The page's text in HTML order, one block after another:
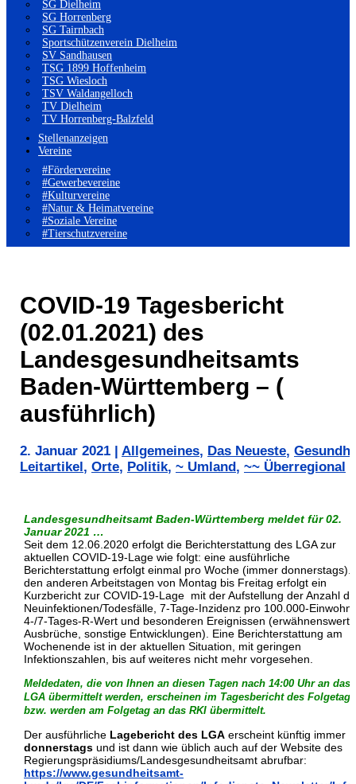
SG Dielheim
SG Horrenberg
SG Tairnbach
Sportschützenverein Dielheim
SV Sandhausen
TSG 1899 Hoffenheim
TSG Wiesloch
TSV Waldangelloch
TV Dielheim
TV Horrenberg-Balzfeld
Stellenanzeigen
Vereine
#Fördervereine
#Gewerbevereine
#Kulturvereine
#Natur & Heimatvereine
#Soziale Vereine
#Tierschutzvereine
COVID-19 Tagesbericht
(02.01.2021) des
Landesgesundheitsamts
Baden-Württemberg – (
ausführlich)
2. Januar 2021 Allgemeines, Das Neueste,
Leitartikel , Orte, Politik, ~ Umland , ~~ Überregional
Landesgesundheitsamt Baden-Württemberg meldet für 02.
Januar 2021 …
Seit dem 12.06.2020 erfolgt die Berichterstattung des LGA zur
aktuellen COVID-19-Lage wie folgt: eine ausführliche
Berichterstattung erfolgt einmal pro Woche (immer donnerstags).
den anderen Arbeitstagen von Montag bis Freitag erfolgt ein
Kurzbericht zur COVID-19-Lage mit der Aufstellung der Anzahl
Neuinfektionen/Todesfälle, 7-Tage-Inzidenz pro 100.000-
4-/7-Tages-R-Wert und besonderen Ereignissen (erwähnenswerte
Ausbrüche, sonstige Entwicklungen). Eine Berichterstattung am
Wochenende ist in der aktuellen Situation, mit geringen
Infektionszahlen, bis auf weiteres nicht mehr vorgesehen.
Meldedaten, die von Ihnen an diesen Tagen nach 14:00 Uhr an das
LGA übermittelt werden, erscheinen im Tagesbericht des
bzw. werden am Folgetag an das RKI übermittelt.
Der ausführliche Lagebericht des LGA erscheint künftig immer
donnerstags und ist dann wie üblich auch auf der Website des
Regierungspräsidiums/Landesgesundheitsamt abrufbar:
https://www.gesundheitsamt-